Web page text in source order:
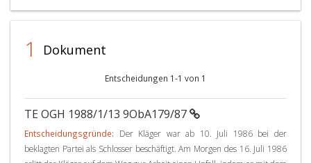
1 Dokument
Entscheidungen 1-1 von 1
TE OGH 1988/1/13 9ObA179/87
Entscheidungsgründe: Der Kläger war ab 10. Juli 1986 bei der
beklagten Partei als Schlosser beschäftigt. Am Morgen des 16. Juli 1986